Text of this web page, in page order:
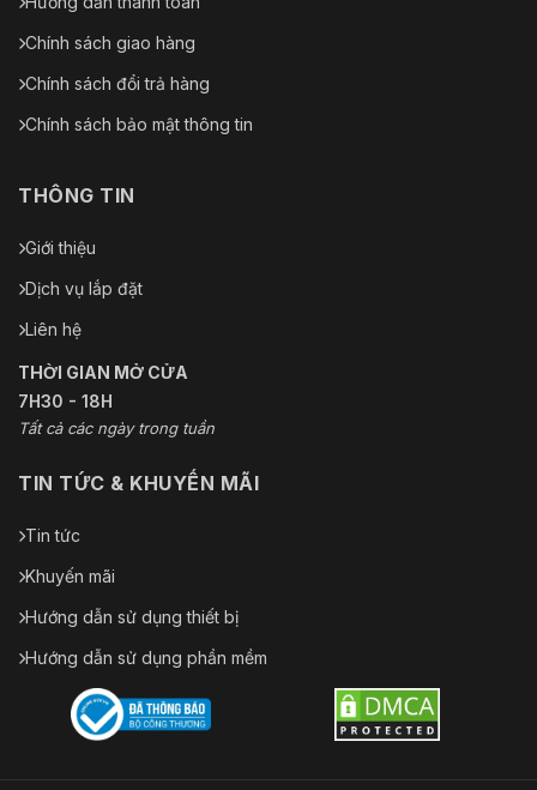
Chính sách giao hàng
Chính sách đổi trả hàng
Chính sách bảo mật thông tin
THÔNG TIN
Giới thiệu
Dịch vụ lắp đặt
Liên hệ
THỜI GIAN MỞ CỬA
7H30 - 18H
Tất cả các ngày trong tuần
TIN TỨC & KHUYẾN MÃI
Tin tức
Khuyến mãi
Hướng dẫn sử dụng thiết bị
Hướng dẫn sử dụng phần mềm